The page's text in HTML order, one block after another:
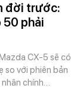
đời trước:
50 phải
CX-5 sẽ có
so với phiên bản
nhân chính…